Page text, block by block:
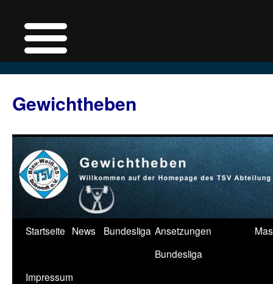
springen
Gewichtheben
Startseite News Bundesliga Ansetzungen
Bundesliga
Impressum